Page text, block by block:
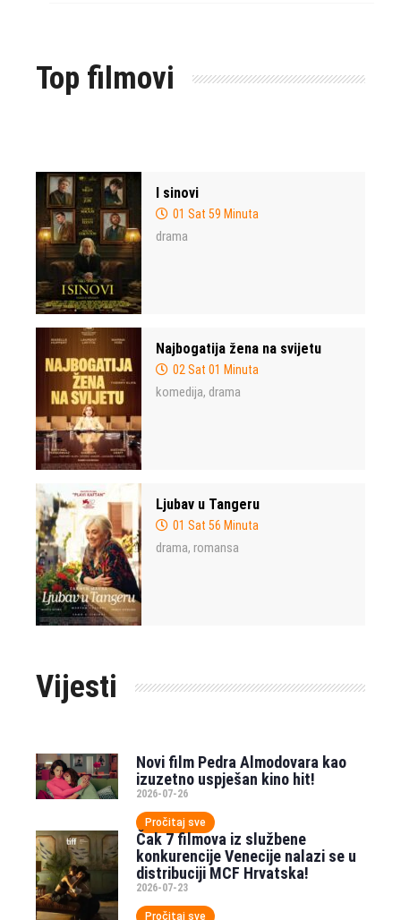
Top filmovi
I sinovi
01 Sat 59 Minuta
drama
Najbogatija žena na svijetu
02 Sat 01 Minuta
komedija, drama
Ljubav u Tangeru
01 Sat 56 Minuta
drama, romansa
Vijesti
Novi film Pedra Almodovara kao
izuzetno uspješan kino hit!
2026-07-26
Pročitaj sve
Čak 7 filmova iz službene
konkurencije Venecije nalazi se u
distribuciji MCF Hrvatska!
2026-07-23
Pročitaj sve